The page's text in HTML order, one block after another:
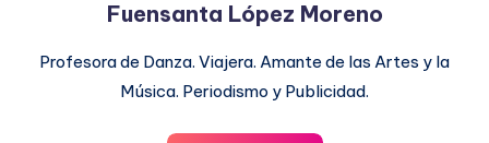
Fuensanta López Moreno
Profesora de Danza. Viajera. Amante de las Artes y la
Música. Periodismo y Publicidad.